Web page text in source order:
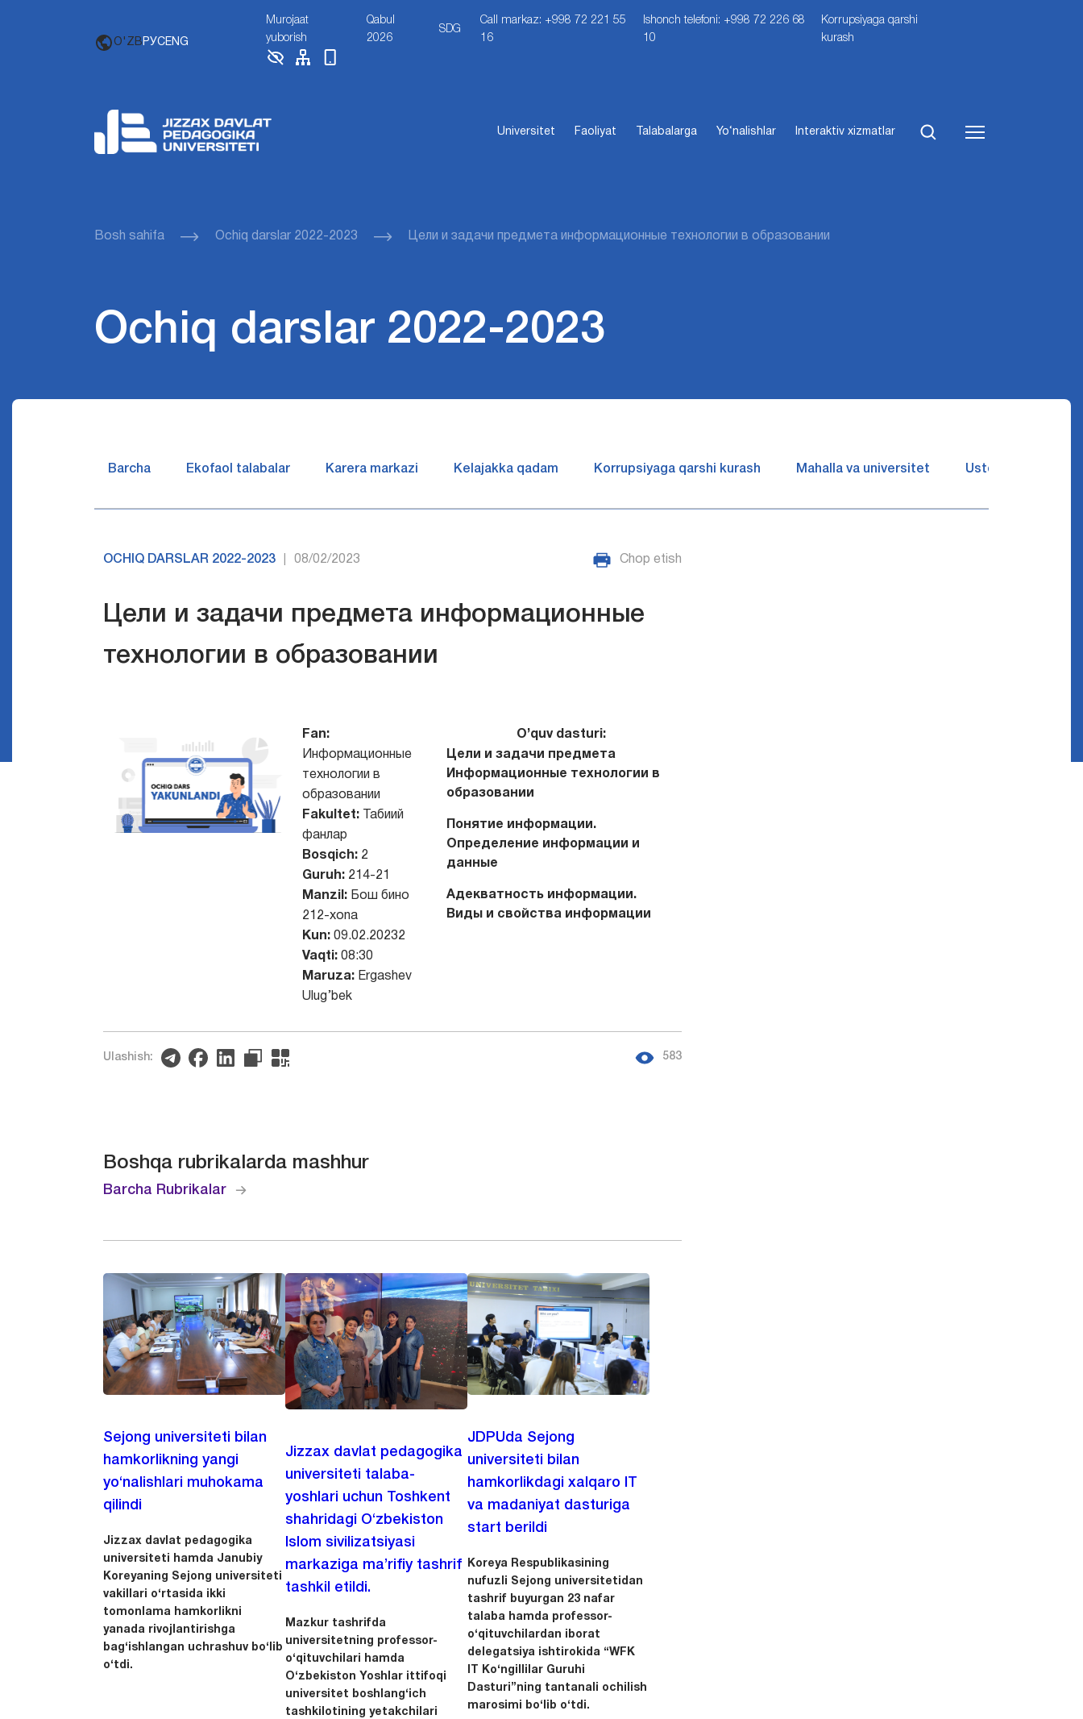
O'ZB РУСENG
Murojaat
yuborish
Qabul
2026
SDG
Call markaz: +998 72 221 55
16
Ishonch telefoni: +998 72 226 68
10
Korrupsiyaga qarshi
kurash
Universitet Faoliyat Talabalarga Yo‘nalishlar Interaktiv xizmatlar
Bosh sahifa Ochiq darslar 2022-2023 Цели и задачи предмета информационные технологии в образовании
Ochiq darslar 2022-2023
Barcha Ekofaol talabalar Karera markazi Kelajakka qadam Korrupsiyaga qarshi kurash Mahalla va universitet Ustozlar suhbatin
OCHIQ DARSLAR 2022-2023 08/02/2023 Chop etish
Цели и задачи предмета информационные
технологии в образовании
Fan:
Информационные
технологии в
образовании
Fakultet:Табиий
фанлар
Bosqich:2
Guruh:214-21
Manzil:Бош бино
212-xona
Kun: 09.02.20232
Vaqti:08:30
Maruza:Ergashev
Ulug’bek
O’quv dasturi:
Цели и задачи предмета
Информационные технологии в
образовании
Понятие информации.
Определение информации и
данные
Адекватность информации.
Виды и свойства информации
Ulashish: 583
Boshqa rubrikalarda mashhur
Barcha Rubrikalar
Sejong universiteti bilan
hamkorlikning yangi
yo‘nalishlari muhokama
qilindi
Jizzax davlat pedagogika
universiteti hamda Janubiy
Koreyaning Sejong universiteti
vakillari o‘rtasida ikki
tomonlama hamkorlikni
yanada rivojlantirishga
bag‘ishlangan uchrashuv bo‘lib
o‘tdi.
Jizzax davlat pedagogika
universiteti talaba-
yoshlari uchun Toshkent
shahridagi O‘zbekiston
Islom sivilizatsiyasi
markaziga ma’rifiy tashrif
tashkil etildi.
Mazkur tashrifda
universitetning professor-
o‘qituvchilari hamda
O‘zbekiston Yoshlar ittifoqi
universitet boshlang‘ich
tashkilotining yetakchilari
JDPUda Sejong
universiteti bilan
hamkorlikdagi xalqaro IT
va madaniyat dasturiga
start berildi
Koreya Respublikasining
nufuzli Sejong universitetidan
tashrif buyurgan 23 nafar
talaba hamda professor-
o‘qituvchilardan iborat
delegatsiya ishtirokida “WFK
IT Ko‘ngillilar Guruhi
Dasturi”ning tantanali ochilish
marosimi bo‘lib o‘tdi.